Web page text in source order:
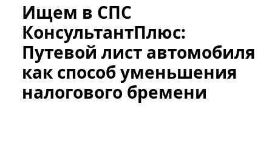
Ищем в СПС
КонсультантПлюс:
Путевой лист автомобиля
как способ уменьшения
налогового бремени